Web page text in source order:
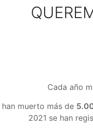
Cada año
muerto más de
2021 se han